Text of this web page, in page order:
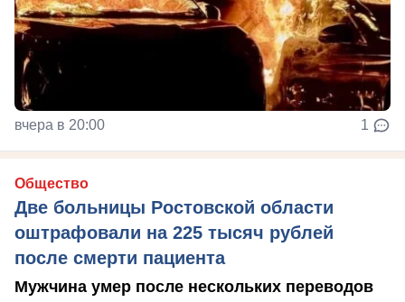
вчера в 20:00 1
Общество
Две больницы Ростовской области
оштрафовали на 225 тысяч рублей
после смерти пациента
Мужчина умер после нескольких переводов